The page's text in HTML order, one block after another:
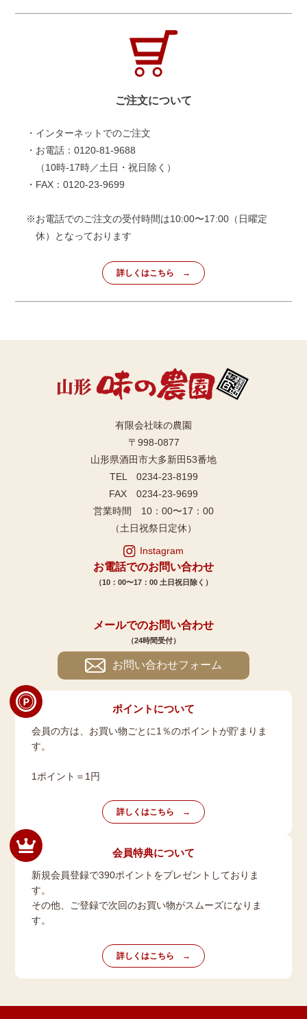
ご注文について
・インターネットでのご注文
・お電話：0120-81-9688
（10時-17時／土日・祝日除く）
・FAX：0120-23-9699
※お電話でのご注文の受付時間は10:00〜17:00（日曜定
休）となっております
詳しくはこちら
有限会社味の農園
〒998-0877
山形県酒田市大多新田53番地
TEL 0234-23-8199
FAX 0234-23-9699
営業時間 10：00〜17：00
（土日祝祭日定休）
Instagram
お電話でのお問い合わせ
（10：00〜17：00 土日祝日除く）
メールでのお問い合わせ
（24時間受付）
お問い合わせフォーム
ポイントについて
会員の方は、お買い物ごとに1％のポイントが貯まりま
す。
1ポイント＝1円
詳しくはこちら
会員特典について
新規会員登録で390ポイントをプレゼントしておりま
す。
その他、ご登録で次回のお買い物がスムーズになりま
す。
詳しくはこちら